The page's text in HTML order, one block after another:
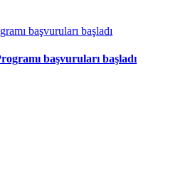
başvuruları başladı